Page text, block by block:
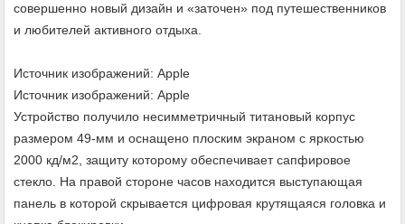
совершенно новый дизайн и «заточен» под путешественников
и любителей активного отдыха.
Источник изображений: Apple
Источник изображений: Apple
Устройство получило несимметричный титановый корпус
размером 49-мм и оснащено плоским экраном с яркостью
2000 кд/м2, защиту которому обеспечивает сапфировое
стекло. На правой стороне часов находится выступающая
панель в которой скрывается цифровая крутящаяся головка и